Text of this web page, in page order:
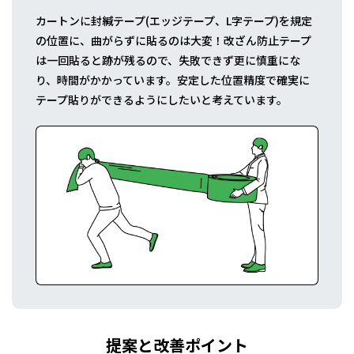
カートンに封緘テープ(エッジテープ、L字テープ)を規定
の位置に、曲がらずに貼るのは大変！改ざん防止テープ
は一回貼ると跡が残るので、失敗できず更に慎重にな
り、時間がかかっています。安定した位置精度で確実に
テープ貼りができるようにしたいと考えています。
提案と改善ポイント